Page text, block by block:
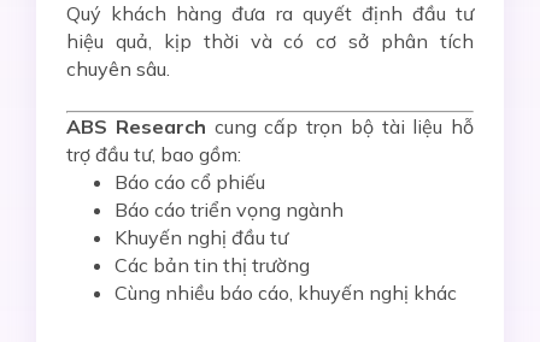
Quý khách hàng đưa ra quyết định đầu tư
hiệu quả, kịp thời và có cơ sở phân tích
chuyên sâu.
ABS Research cung cấp trọn bộ tài liệu hỗ
trợ đầu tư, bao gồm:
Báo cáo cổ phiếu
Báo cáo triển vọng ngành
Khuyến nghị đầu tư
Các bản tin thị trường
Cùng nhiều báo cáo, khuyến nghị khác